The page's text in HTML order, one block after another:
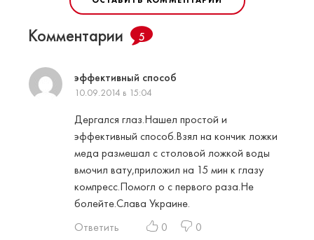
Комментарии 5
эффективный способ
10.09.2014 в 15:04
Дергался глаз.Нашел простой и
эффективный способ.Взял на кончик ложки
меда размешал с столовой ложкой воды
вмочил вату,приложил на 15 мин к глазу
компресс.Помогл о с первого раза.Не
болейте.Слава Украине.
Ответить
0 0